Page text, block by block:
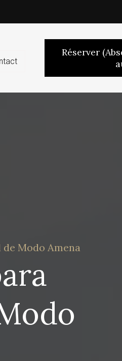
Réserver
Modo Amena